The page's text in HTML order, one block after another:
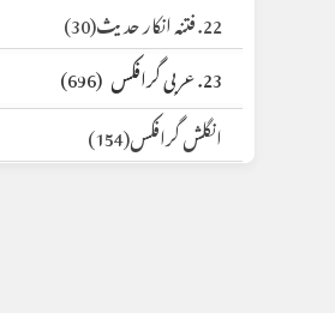
22. فتنہ انکار حدیث
(30)
23. عربی گرافکس
(696)
انگلش گرافکس(154)